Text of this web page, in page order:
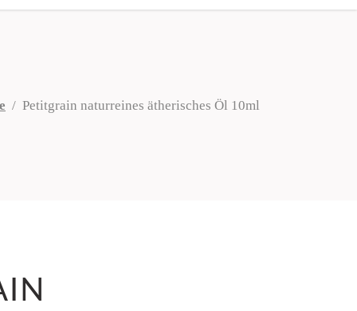
/ Petitgrain naturreines ätherisches Öl 10ml